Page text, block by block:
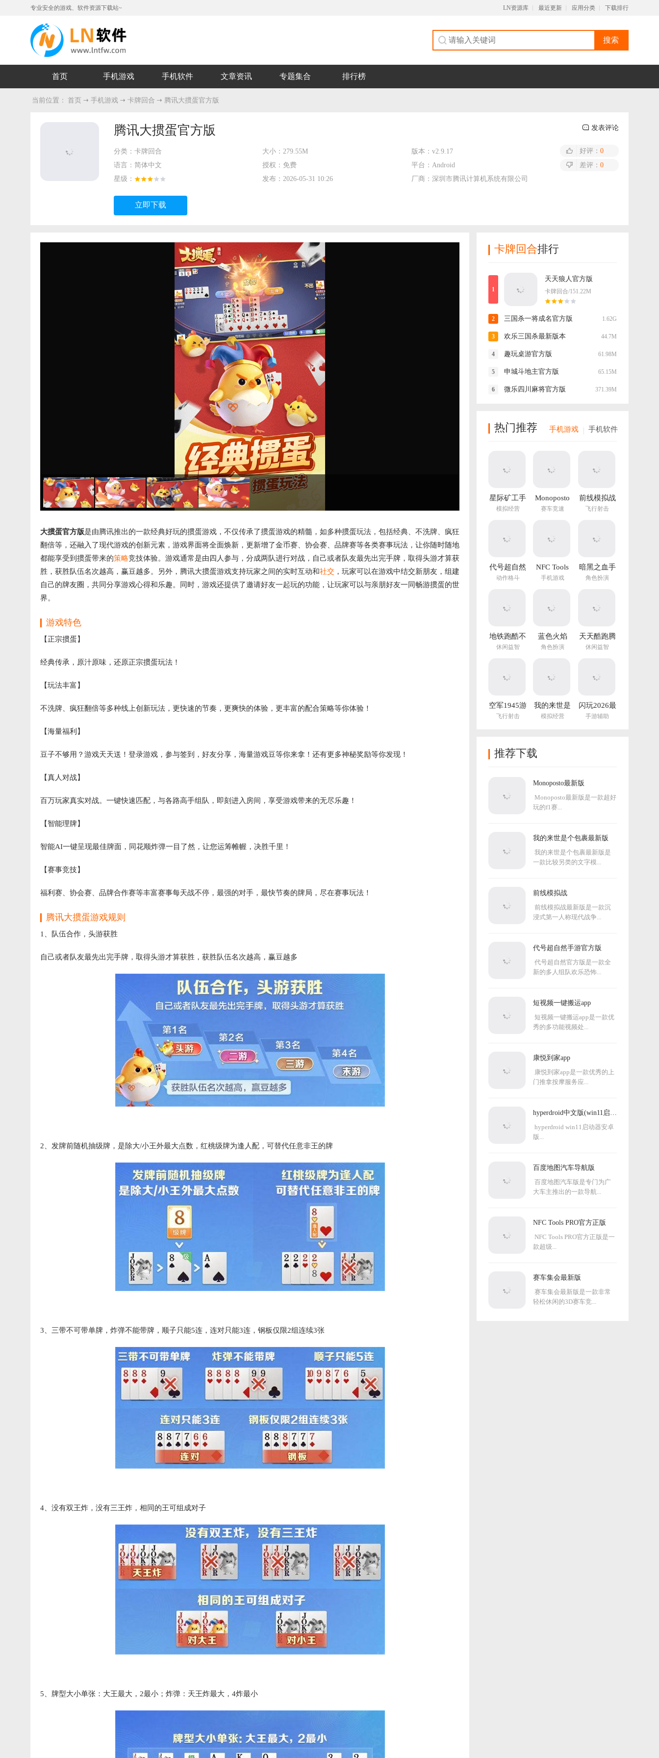
专业安全的游戏、软件资源下载站~ LN资源库 最近更新 应用分类 下载排行
搜索
首页 手机游戏 手机软件 文章资讯 专题集合 排行榜
当前位置： 首页 手机游戏 卡牌回合 腾讯大掼蛋官方版
腾讯大掼蛋官方版 发表评论
分类： 卡牌回合 大小：279.55M 版本： v2.9.17
语言： 简体中文 授权： 免费 平台： Android
星级：
发布：2026-05-31 10:26 厂商： 深圳市腾讯计算机系统有限公司
好评： 0
差评： 0
立即下载
大掼蛋官方版是由腾讯推出的一款经典好玩的掼蛋游戏，不仅传承了掼蛋游戏的精髓，如多种掼蛋玩法，包括经典、不洗牌、疯狂
翻倍等，还融入了现代游戏的创新元素，游戏界面将全面焕新，更新增了金币赛、协会赛、品牌赛等各类赛事玩法，让你随时随地
都能享受到掼蛋带来的策略竞技体验。游戏通常是由四人参与，分成两队进行对战，自己或者队友最先出完手牌，取得头游才算获
胜，获胜队伍名次越高，赢豆越多。另外，腾讯大掼蛋游戏支持玩家之间的实时互动和社交 ，玩家可以在游戏中结交新朋友，组建
自己的牌友圈，共同分享游戏心得和乐趣。同时，游戏还提供了邀请好友一起玩的功能，让玩家可以与亲朋好友一同畅游掼蛋的世
界。
游戏特色
【正宗掼蛋】
经典传承，原汁原味，还原正宗掼蛋玩法！
【玩法丰富】
不洗牌、疯狂翻倍等多种线上创新玩法，更快速的节奏，更爽快的体验，更丰富的配合策略等你体验！
【海量福利】
豆子不够用？游戏天天送！登录游戏，参与签到，好友分享，海量游戏豆等你来拿！还有更多神秘奖励等你发现！
【真人对战】
百万玩家真实对战。一键快速匹配，与各路高手组队，即刻进入房间，享受游戏带来的无尽乐趣！
【智能理牌】
智能AI一键呈现最佳牌面，同花顺炸弹一目了然，让您运筹帷幄，决胜千里！
【赛事竞技】
福利赛、协会赛、品牌合作赛等丰富赛事每天战不停，最强的对手，最快节奏的牌局，尽在赛事玩法！
腾讯大掼蛋游戏规则
1、队伍合作，头游获胜
自己或者队友最先出完手牌，取得头游才算获胜，获胜队伍名次越高，赢豆越多
2、发牌前随机抽级牌，是除大/小王外最大点数，红桃级牌为逢人配，可替代任意非王的牌
3、三带不可带单牌，炸弹不能带牌，顺子只能5连，连对只能3连，钢板仅限2组连续3张
4、没有双王炸，没有三王炸，相同的王可组成对子
5、牌型大小单张：大王最大，2最小；炸弹：天王炸最大，4炸最小
卡牌回合排行
天天狼人官方版
卡牌回合/151.22M
三国杀一将成名官方版 1.62G
欢乐三国杀最新版本 44.7M
趣玩桌游官方版 61.98M
申城斗地主官方版 65.15M
微乐四川麻将官方版 371.39M
热门推荐 手机游戏 手机软件
星际矿工手
游
模拟经营
Monoposto
最新版
赛车竞速
前线模拟战
飞行射击
代号超自然
手游官方版
动作格斗
NFC Tools
PRO官方正
手机游戏
暗黑之血手
游
角色扮演
地铁跑酷不
用实名认证
休闲益智
蓝色火焰
(Blue Fire)
角色扮演
天天酷跑腾
讯游戏
休闲益智
空军1945游
戏手机版
飞行射击
我的来世是
个包裹最新
模拟经营
闪玩2026最
新版本
手游辅助
推荐下载
Monoposto最新版
Monoposto最新版是一款超好
玩的f1赛...
我的来世是个包裹最新版
我的来世是个包裹最新版是
一款比较另类的文字模...
前线模拟战
前线模拟战最新版是一款沉
浸式第一人称现代战争...
代号超自然手游官方版
代号超自然官方版是一款全
新的多人组队欢乐恐怖...
短视频一键搬运app
短视频一键搬运app是一款优
秀的多功能视频处...
康悦到家app
康悦到家app是一款优秀的上
门推拿按摩服务应...
hyperdroid中文版(win11启动
hyperdroid win11启动器安卓
版...
百度地图汽车导航版
百度地图汽车版是专门为广
大车主推出的一款导航...
NFC Tools PRO官方正版
NFC Tools PRO官方正版是一
款超级...
赛车集会最新版
赛车集会最新版是一款非常
轻松休闲的3D赛车竞...